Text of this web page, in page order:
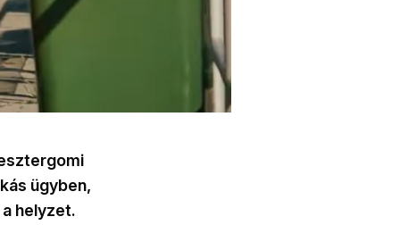
ügyben,
helyzet.